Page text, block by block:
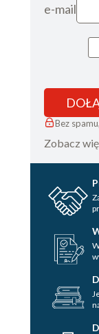
e-mail
Bez
Zobacz